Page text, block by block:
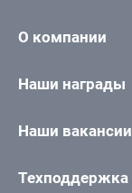
О компании
Наши награды
Наши вакансии
Техподдержка